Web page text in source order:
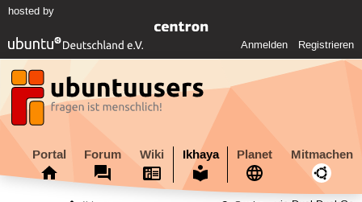
hosted by
Anmelden Registrieren
Portal Forum Wiki Ikhaya Planet Mitmachen